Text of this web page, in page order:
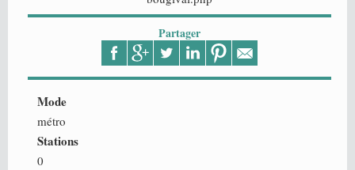
Partager
Mode
métro
Stations
0